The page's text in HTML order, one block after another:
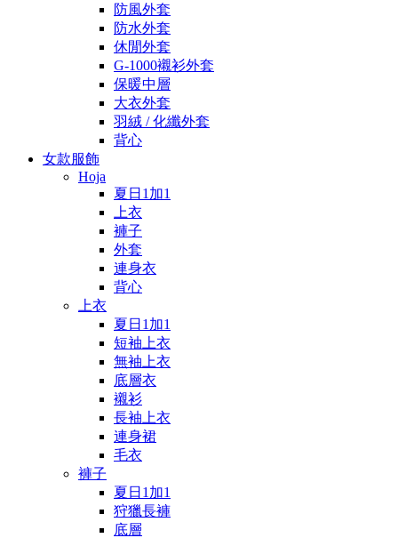
防風外套
防水外套
休閒外套
G-1000襯衫外套
保暖中層
大衣外套
羽絨 / 化纖外套
背心
女款服飾
Hoja
夏日1加1
上衣
褲子
外套
連身衣
背心
上衣
夏日1加1
短袖上衣
無袖上衣
底層衣
襯衫
長袖上衣
連身裙
毛衣
褲子
夏日1加1
狩獵長褲
底層